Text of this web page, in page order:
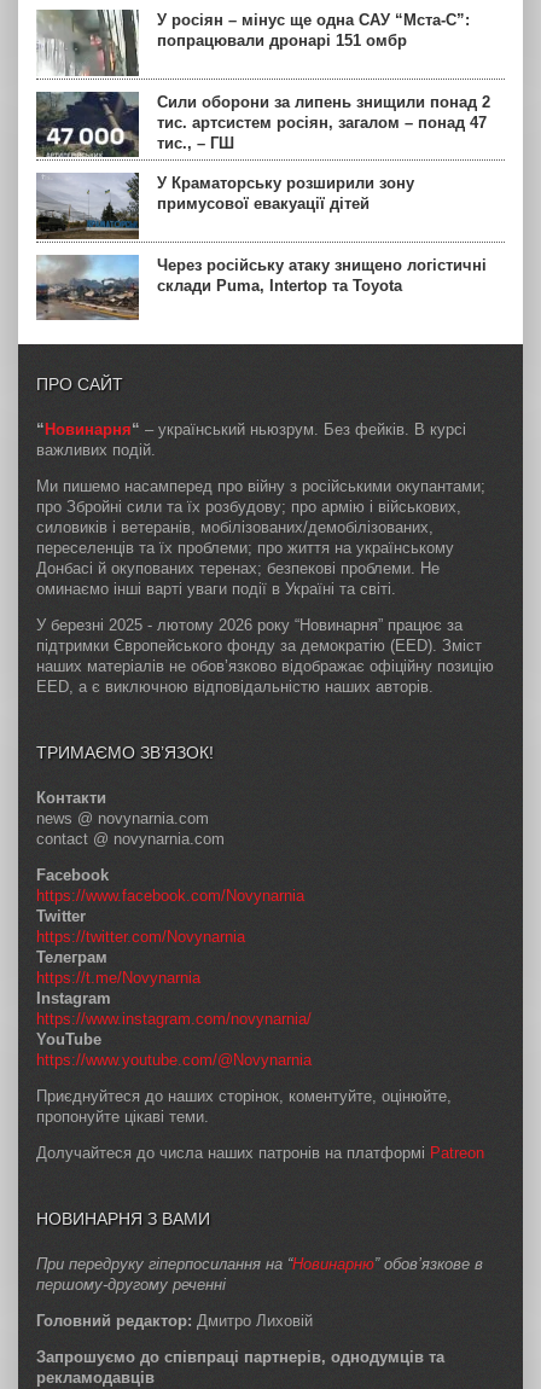
У росіян – мінус ще одна САУ “Мста-С”:
попрацювали дронарі 151 омбр
Сили оборони за липень знищили понад 2
тис. артсистем росіян, загалом – понад 47
тис., – ГШ
У Краматорську розширили зону
примусової евакуації дітей
Через російську атаку знищено логістичні
склади Puma, Intertop та Toyota
ПРО САЙТ
“ Новинарня“ – український ньюзрум. Без фейків. В курсі
важливих подій.
Ми пишемо насамперед про війну з російськими окупантами;
про Збройні сили та їх розбудову; про армію і військових,
силовиків і ветеранів, мобілізованих/демобілізованих,
переселенців та їх проблеми; про життя на українському
Донбасі й окупованих теренах; безпекові проблеми. Не
оминаємо інші варті уваги події в Україні та світі.
У березні 2025 - лютому 2026 року “Новинарня” працює за
підтримки Європейського фонду за демократію (EED). Зміст
наших матеріалів не обов’язково відображає офіційну позицію
EED, а є виключною відповідальністю наших авторів.
ТРИМАЄМО ЗВ’ЯЗОК!
Контакти
news @ novynarnia.com
contact @ novynarnia.com
Facebook
https://www.facebook.com/Novynarnia
Twitter
https://twitter.com/Novynarnia
Телеграм
https://t.me/Novynarnia
Instagram
https://www.instagram.com/novynarnia/
YouTube
https://www.youtube.com/@Novynarnia
Приєднуйтеся до наших сторінок, коментуйте, оцінюйте,
пропонуйте цікаві теми.
Долучайтеся до числа наших патронів на платформі Patreon
НОВИНАРНЯ З ВАМИ
При передруку гіперпосилання на “Новинарню” обов’язкове в
першому-другому реченні
Головний редактор: Дмитро Лиховій
Запрошуємо до співпраці партнерів, однодумців та
рекламодавців